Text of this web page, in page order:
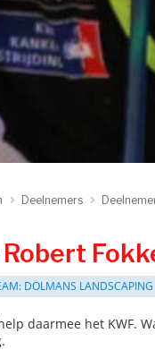
Deelnemers
DOLMANS LANDSCAPING
daarmee het KWF.